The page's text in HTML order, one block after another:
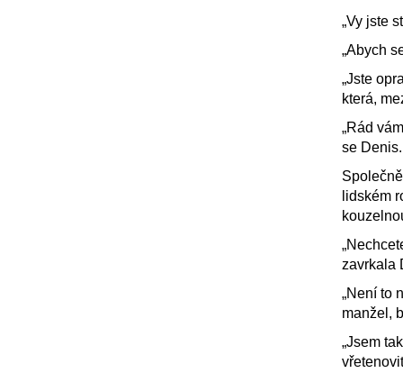
„Vy jste
„Abych
„Jste
která,
„Rád
se Denis.
lidském
zavrkala
„Není to
manžel,
„Jsem